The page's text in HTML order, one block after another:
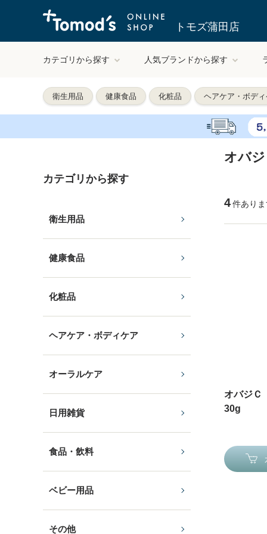
トモズ蒲田店
カテゴリから探す 人気ブランドから探す
衛生用品 健康食品 化粧品 ヘアケア・ボディ
カテゴリから探す
衛生用品
健康食品
化粧品
ヘアケア・ボディケア
オーラルケア
日用雑貨
食品・飲料
ベビー用品
その他
オバ
4件ありま
オバジＣ
30g